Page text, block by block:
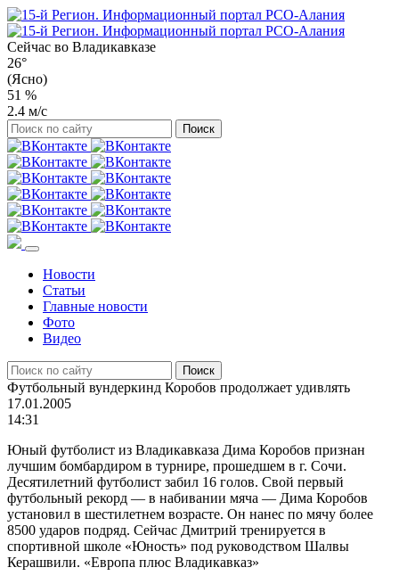
Сейчас во Владикавказе
26°
(Ясно)
51 %
2.4 м/с
Новости
Статьи
Главные новости
Фото
Видео
Футбольный вундеркинд Коробов продолжает удивлять
17.01.2005
14:31
Юный футболист из Владикавказа Дима Коробов признан
лучшим бомбардиром в турнире, прошедшем в г. Сочи.
Десятилетний футболист забил 16 голов. Свой первый
футбольный рекорд — в набивании мяча — Дима Коробов
установил в шестилетнем возрасте. Он нанес по мячу более
8500 ударов подряд. Сейчас Дмитрий тренируется в
спортивной школе «Юность» под руководством Шалвы
Керашвили. «Европа плюс Владикавказ»